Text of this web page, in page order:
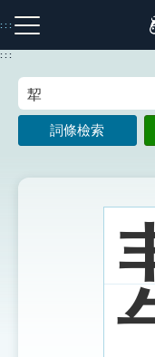
到
主
:::
注音索引圖示
:::
詞條檢索